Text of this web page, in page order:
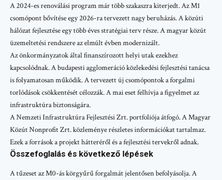
A 2024-es renoválási program már több szakaszra kiterjedt. Az M1
csomópont bővítése egy 2026-ra tervezett nagy beruházás. A közúti
hálózat fejlesztése egy több éves stratégiai terv része. A magyar közút
üzemeltetési rendszere az elmúlt évben modernizált.
Az önkormányzatok által finanszírozott helyi utak ezekhez
kapcsolódnak. A budapesti agglomeráció közlekedési fejlesztési tanácsa
is folyamatosan működik. A tervezett új csomópontok a forgalmi
torlódások csökkentését célozzák. A mai eset felhívja a figyelmet az
infrastruktúra biztonságára.
A Nemzeti Infrastruktúra Fejlesztési Zrt. portfoliója átfogó. A Magyar
Közút Nonprofit Zrt. közleménye részletes információkat tartalmaz.
Ezek a források a projekt hátteréről és a fejlesztési tervekről adnak.
Összefoglalás és következő lépések
A tűzeset az M0-ás körgyűrű forgalmát jelentősen befolyásolja. A